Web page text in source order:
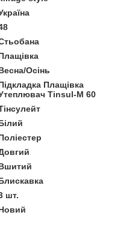
Осінь
Плащівка
Tinsul-M 60
шт.